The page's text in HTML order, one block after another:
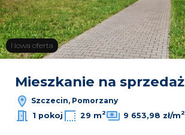
Nowa oferta
Mieszkanie na sprzedaż
Szczecin, Pomorzany
1 pokoj
29 m2 9 653,98 zł/m2